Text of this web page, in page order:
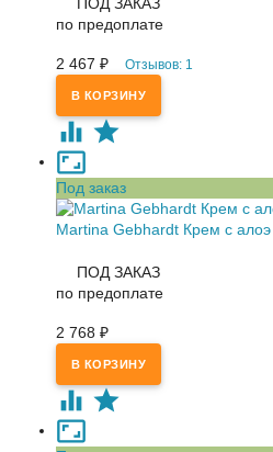
по предоплате
2 467 ₽ Отзывов: 1
Под заказ
Martina Gebhardt Крем с
ПОД ЗАКАЗ
по предоплате
2 768 ₽